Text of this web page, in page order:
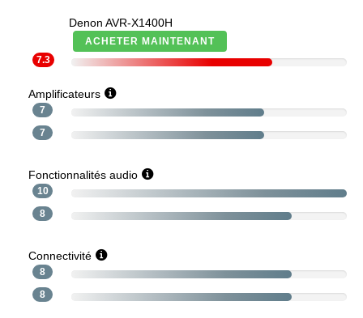
Denon AVR-X1400H
ACHETER MAINTENANT
7.3
Amplificateurs
7
7
Fonctionnalités audio
10
8
Connectivité
8
8